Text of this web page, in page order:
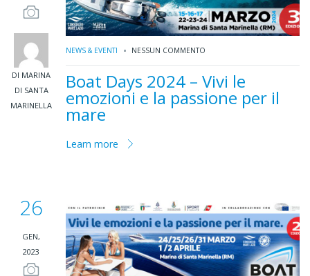
DI MARINA
DI SANTA
MARINELLA
NEWS & EVENTI NESSUN COMMENTO
Boat Days 2024 – Vivi le
emozioni e la passione per il
mare
Learn more
26
GEN,
2023